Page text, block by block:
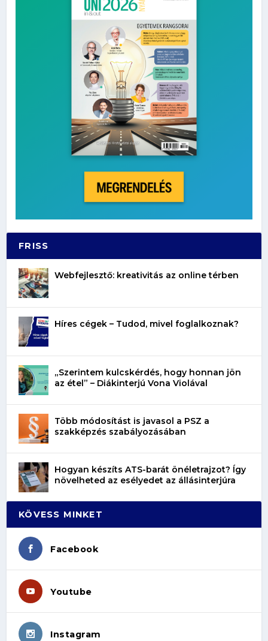
FRISS
Webfejlesztő: kreativitás az online térben
Híres cégek – Tudod, mivel foglalkoznak?
„Szerintem kulcskérdés, hogy honnan jön
az étel” – Diákinterjú Vona Violával
Több módosítást is javasol a PSZ a
szakképzés szabályozásában
Hogyan készíts ATS-barát önéletrajzot? Így
növelheted az esélyedet az állásinterjúra
KÖVESS MINKET
Facebook
Youtube
Instagram